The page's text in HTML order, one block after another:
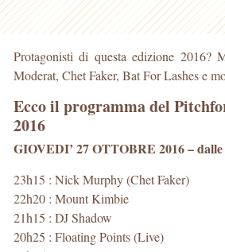
Protagonisti di questa edizione 2016?
Moderat, Chet Faker, Bat For Lashes e
Ecco il programma del
2016
GIOVEDI’ 27 OTTOBRE 2016 – dalle
23h15 : Nick Murphy (Chet Faker)
22h20 : Mount Kimbie
21h15 : DJ Shadow
20h25 : Floating Points (Live)